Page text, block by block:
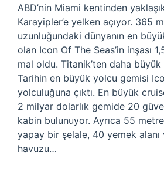
ABD’nin Miami kentinden
Karayipler’e yelken açıyor. 365
uzunluğundaki dünyanın en
olan Icon Of The Seas’in inşası
mal oldu. Titanik’ten daha büyük
Tarihin en büyük yolcu gemisi
yolculuğuna çıktı. En büyük
2 milyar dolarlık gemide 20
kabin bulunuyor. Ayrıca 55
yapay bir şelale, 40 yemek
havuzu…